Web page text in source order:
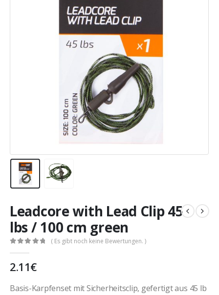
Leadcore with Lead Clip 45
lbs / 100 cm green
( Es gibt noch keine Bewertungen. )
2.11€
Basis-Karpfenset mit Sicherheitsclip, gefertigt aus 45 lb